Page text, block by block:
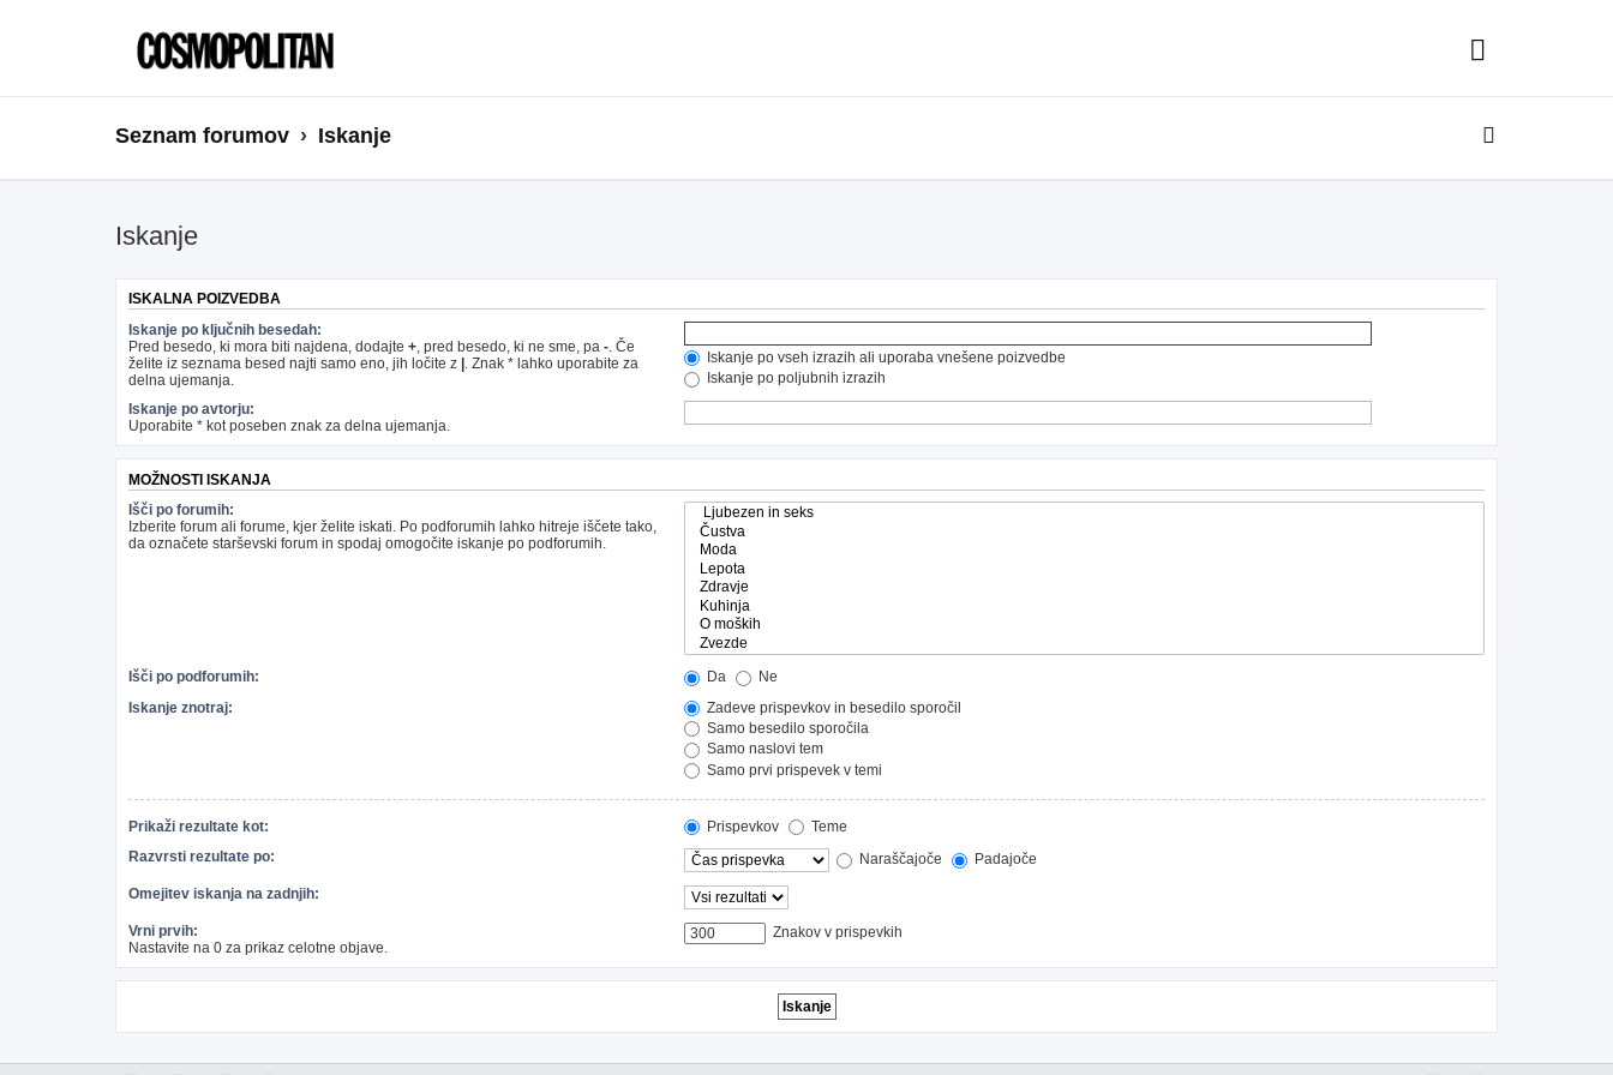
Seznam forumov Iskanje
Iskanje
ISKALNA POIZVEDBA
Iskanje po ključnih besedah:
Pred besedo, ki mora biti najdena, dodajte +, pred besedo, ki ne sme, pa -. Če
želite iz seznama besed najti samo eno, jih ločite z . Znak * lahko uporabite za
delna ujemanja.
Iskanje po vseh izrazih ali uporaba vnešene poizvedbe
Iskanje po poljubnih izrazih
Iskanje po avtorju:
Uporabite * kot poseben znak za delna ujemanja.
MOŽNOSTI ISKANJA
Išči po forumih:
Izberite forum ali forume, kjer želite iskati. Po podforumih lahko hitreje iščete tako,
da označete starševski forum in spodaj omogočite iskanje po podforumih.
Išči po podforumih: Da
Ne
Iskanje znotraj:
Zadeve prispevkov in besedilo sporočil
Samo besedilo sporočila
Samo naslovi tem
Samo prvi prispevek v temi
Prikaži rezultate kot: Prispevkov
Teme
Razvrsti rezultate po:
Naraščajoče Padajoče
Omejitev iskanja na zadnjih:
Vrni prvih:
Nastavite na 0 za prikaz celotne objave.
Znakov v prispevkih